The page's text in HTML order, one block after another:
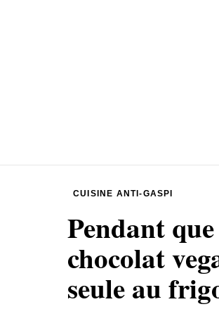
CUISINE ANTI-GASPI
Pendant
chocolat
seule au